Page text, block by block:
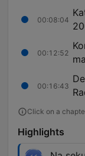
00:08:04
00:12:52
00:16:43
Click on a
Highlights